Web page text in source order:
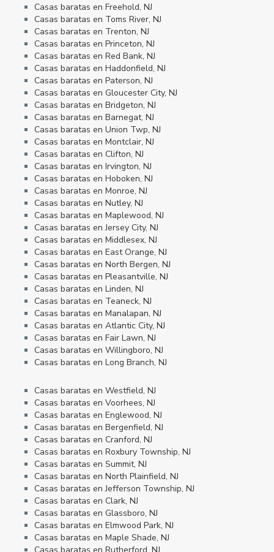
Casas baratas en Freehold, NJ
Casas baratas en Toms River, NJ
Casas baratas en Trenton, NJ
Casas baratas en Princeton, NJ
Casas baratas en Red Bank, NJ
Casas baratas en Haddonfield, NJ
Casas baratas en Paterson, NJ
Casas baratas en Gloucester City, NJ
Casas baratas en Bridgeton, NJ
Casas baratas en Barnegat, NJ
Casas baratas en Union Twp, NJ
Casas baratas en Montclair, NJ
Casas baratas en Clifton, NJ
Casas baratas en Irvington, NJ
Casas baratas en Hoboken, NJ
Casas baratas en Monroe, NJ
Casas baratas en Nutley, NJ
Casas baratas en Maplewood, NJ
Casas baratas en Jersey City, NJ
Casas baratas en Middlesex, NJ
Casas baratas en East Orange, NJ
Casas baratas en North Bergen, NJ
Casas baratas en Pleasantville, NJ
Casas baratas en Linden, NJ
Casas baratas en Teaneck, NJ
Casas baratas en Manalapan, NJ
Casas baratas en Atlantic City, NJ
Casas baratas en Fair Lawn, NJ
Casas baratas en Willingboro, NJ
Casas baratas en Long Branch, NJ
Casas baratas en Westfield, NJ
Casas baratas en Voorhees, NJ
Casas baratas en Englewood, NJ
Casas baratas en Bergenfield, NJ
Casas baratas en Cranford, NJ
Casas baratas en Roxbury Township, NJ
Casas baratas en Summit, NJ
Casas baratas en North Plainfield, NJ
Casas baratas en Jefferson Township, NJ
Casas baratas en Clark, NJ
Casas baratas en Glassboro, NJ
Casas baratas en Elmwood Park, NJ
Casas baratas en Maple Shade, NJ
Casas baratas en Rutherford, NJ